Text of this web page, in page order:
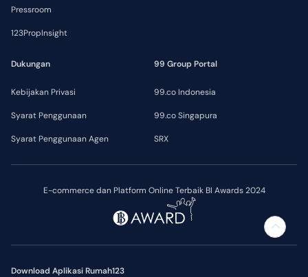
E-commerce dan Platform Online Terbaik BI Awards 2024
Download Aplikasi Rumah123
Pressroom
123PropInsight
Dukungan
Kebijakan Privasi
Syarat Penggunaan
Syarat Penggunaan Agen
99 Group Portal
99.co Indonesia
99.co Singapura
SRX